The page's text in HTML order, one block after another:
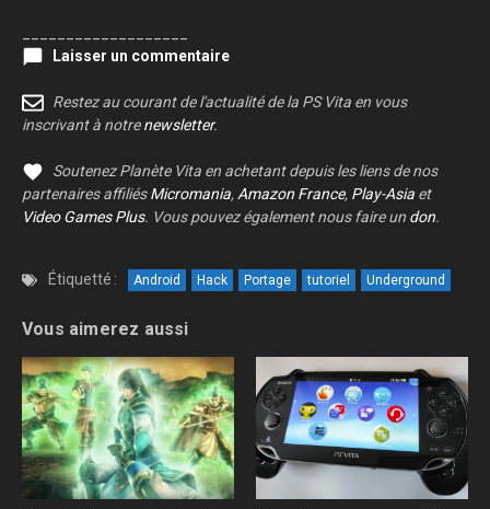
Laisser un commentaire
Restez au courant de l'actualité de la PS Vita en vous
inscrivant à notrenewsletter.
Soutenez Planète Vita en achetant depuis les liens de nos
partenaires affiliésMicromania,Amazon France, Play-Asia et
Video Games Plus. Vous pouvez également nous faire un don.
Étiquetté : Android Hack Portage tutoriel Underground
Vous aimerez aussi